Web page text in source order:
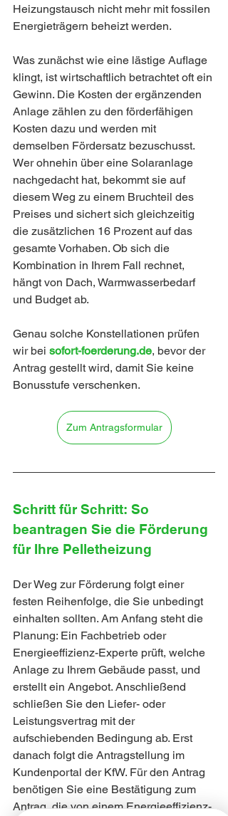
Heizungstausch nicht mehr mit fossilen
Energieträgern beheizt werden.
Was zunächst wie eine lästige Auflage
klingt, ist wirtschaftlich betrachtet oft ein
Gewinn. Die Kosten der ergänzenden
Anlage zählen zu den förderfähigen
Kosten dazu und werden mit
demselben Fördersatz bezuschusst.
Wer ohnehin über eine Solaranlage
nachgedacht hat, bekommt sie auf
diesem Weg zu einem Bruchteil des
Preises und sichert sich gleichzeitig
die zusätzlichen 16 Prozent auf das
gesamte Vorhaben. Ob sich die
Kombination in Ihrem Fall rechnet,
hängt von Dach, Warmwasserbedarf
und Budget ab.
Genau solche Konstellationen prüfen
wir bei sofort-foerderung.de, bevor der
Antrag gestellt wird, damit Sie keine
Bonusstufe verschenken.
Zum Antragsformular
Schritt für Schritt: So
beantragen Sie die Förderung
für Ihre Pelletheizung
Der Weg zur Förderung folgt einer
festen Reihenfolge, die Sie unbedingt
einhalten sollten. Am Anfang steht die
Planung: Ein Fachbetrieb oder
Energieeffizienz-Experte prüft, welche
Anlage zu Ihrem Gebäude passt, und
erstellt ein Angebot. Anschließend
schließen Sie den Liefer- oder
Leistungsvertrag mit der
aufschiebenden Bedingung ab. Erst
danach folgt die Antragstellung im
Kundenportal der KfW. Für den Antrag
benötigen Sie eine Bestätigung zum
Antrag, die von einem Energieeffizienz-